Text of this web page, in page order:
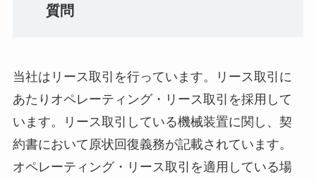
質問
当社はリース取引を行っています。リース取引に
あたりオペレーティング・リース取引を採用して
います。リース取引している機械装置に関し、契
約書において原状回復義務が記載されています。
オペレーティング・リース取引を適用している場